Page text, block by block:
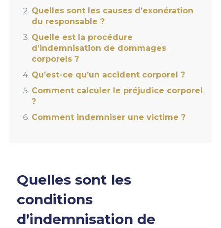
Quelles sont les causes d’exonération
du responsable ?
Quelle est la procédure
d’indemnisation de dommages
corporels ?
Qu’est-ce qu’un accident corporel ?
Comment calculer le préjudice corporel
?
Comment indemniser une victime ?
Quelles sont les
conditions
d’indemnisation de